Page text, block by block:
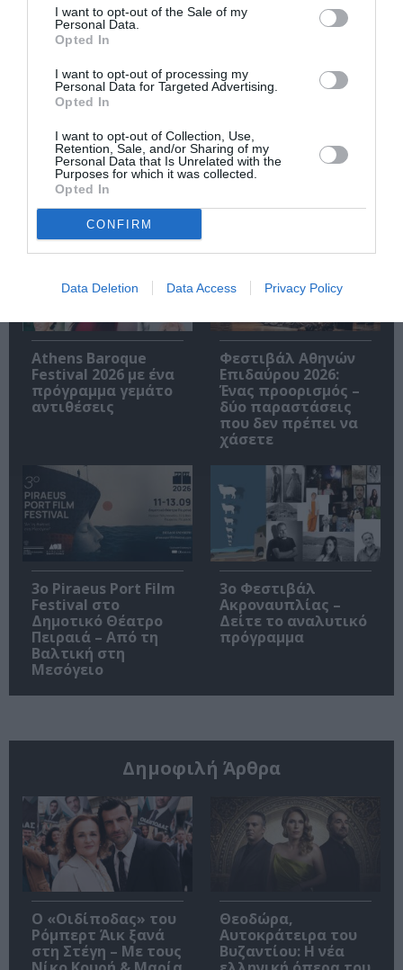
I want to opt-out of the Sale of my
Personal Data.
Opted In
I want to opt-out of processing my
Personal Data for Targeted Advertising.
Opted In
I want to opt-out of Collection, Use,
Retention, Sale, and/or Sharing of my
Personal Data that Is Unrelated with the
Purposes for which it was collected.
Opted In
CONFIRM
Data Deletion Data Access Privacy Policy
Σχετικά Άρθρα
Athens Baroque
Festival 2026 με ένα
πρόγραμμα γεμάτο
αντιθέσεις
Φεστιβάλ Αθηνών
Επιδαύρου 2026:
Ένας προορισμός –
δύο παραστάσεις
που δεν πρέπει να
χάσετε
3o Piraeus Port Film
Festival στο
Δημοτικό Θέατρο
Πειραιά – Από τη
Βαλτική στη
Μεσόγειο
3ο Φεστιβάλ
Ακροναυπλίας –
Δείτε το αναλυτικό
πρόγραμμα
Δημοφιλή Άρθρα
O «Οιδίποδας» του
Ρόμπερτ Άικ ξανά
στη Στέγη – Με τους
Θεοδώρα,
Αυτοκράτειρα του
Βυζαντίου: Η νέα